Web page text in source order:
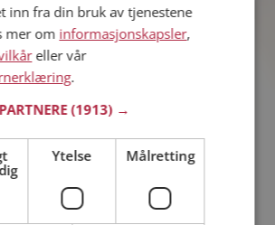
Ellen
39 år fra Haugesund i Rogaland
Søker mann 34 - 45 år
Virker ikke denne single personen
hyggelig? Det tar bare ett minutt å bli
medlem på Møteplassen, slik at du kan
finne ut alt om Ellen.
inn fra din bruk av tjenestene
mer om informasjonskapsler,
eller vår
.
(1913) →
Ytelse Målretting